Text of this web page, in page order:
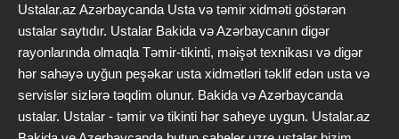
peşə sahibi əsasən ekran problemləri, səs sistemində nasazlıq,
elektron komponentlərin zədələnməsi kimi texniki xətaların
aradan qaldırılmasını həyata keçirir. Smart TV-lərdə proqram
təminatı ilə bağlı donmalar, internet bağlantısı və tətbiq
problemlərini də həll edir. Televizor ustaları həmçinin ana platanın,
enerji bloklarının və LED panelinin təmir və ya dəyişdirilməsi üzrə
Ustalar.az Azərbaycanda Usta və təmir xidməti göstərən
ustalar saytıdır. Ustalar Bakida və Azərbaycanın digər
rayonlarında olmaqla Təmir-tikinti, məişət texnikası və digər
hər sahəyə uyğun peşəkar usta xidmətləri təklif edən usta və
servislər sizlərə təqdim olunur. Bakida və Azərbaycanda
ustalar. Ustalar - təmir və tikinti hər saheye uygun. Ustalar.az